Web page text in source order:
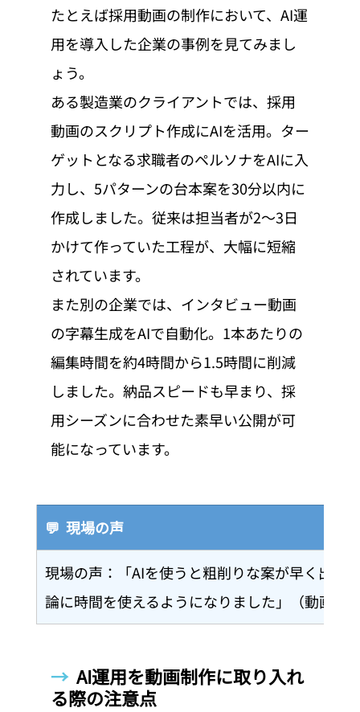
たとえば採用動画の制作において、AI運
用を導入した企業の事例を見てみまし
ょう。
ある製造業のクライアントでは、採用
動画のスクリプト作成にAIを活用。ター
ゲットとなる求職者のペルソナをAIに入
力し、5パターンの台本案を30分以内に
作成しました。従来は担当者が2〜3日
かけて作っていた工程が、大幅に短縮
されています。
また別の企業では、インタビュー動画
の字幕生成をAIで自動化。1本あたりの
編集時間を約4時間から1.5時間に削減
しました。納品スピードも早まり、採
用シーズンに合わせた素早い公開が可
能になっています。
💬  現場の声
現場の声：「AIを使うと粗削りな案が早く出て
論に時間を使えるようになりました」（動画デ
→ AI運用を動画制作に取り入れ
る際の注意点